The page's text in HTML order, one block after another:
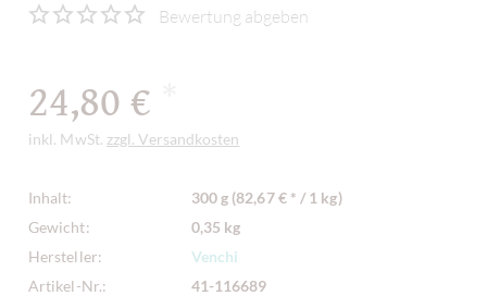
Bewertung abgeben
24,80 €
inkl. MwSt. zzgl. Versandkosten
Inhalt:
300 g (82,67 € * / 1 kg)
Gewicht:
0,35 kg
Hersteller:
Venchi
Artikel-Nr.:
41-116689